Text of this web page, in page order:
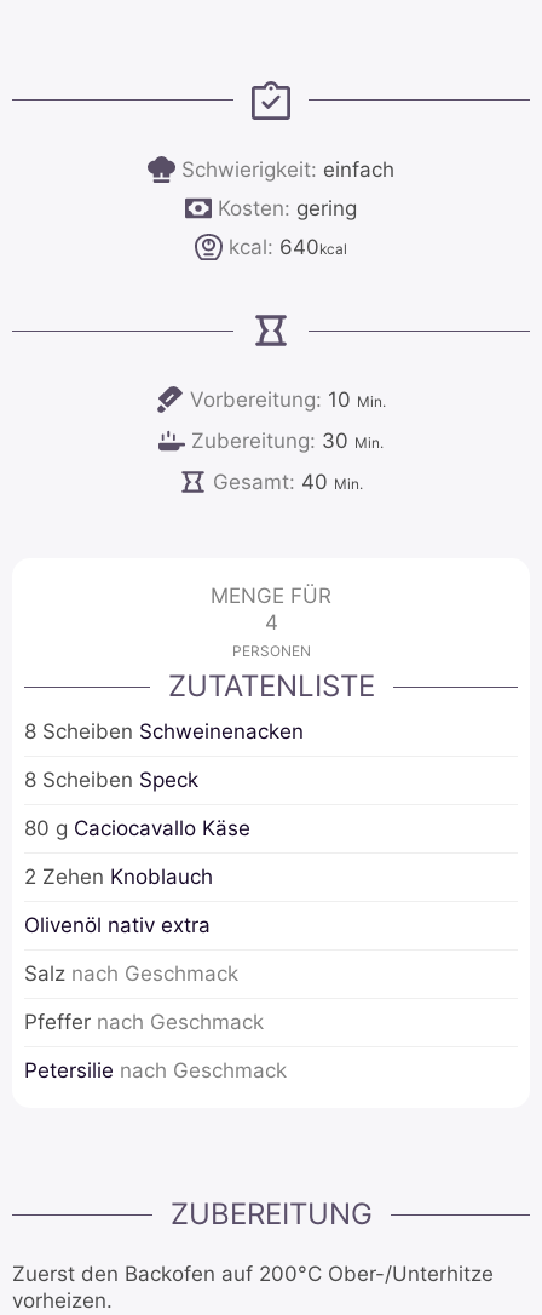
Schwierigkeit: einfach
Kosten: gering
kcal: 640kcal
Vorbereitung: 10Minuten
Min.
Zubereitung: 30 Minuten
Min.
Gesamt: 40Minuten
Min.
MENGE FÜR
4
PERSONEN
ZUTATENLISTE
8 Scheiben Schweinenacken
8 Scheiben Speck
80 g Caciocavallo Käse
2 Zehen Knoblauch
Olivenöl nativ extra
Salz nach Geschmack
Pfeffer nach Geschmack
Petersilie nach Geschmack
ZUBEREITUNG
Zuerst den Backofen auf 200°C Ober-/Unterhitze
vorheizen.